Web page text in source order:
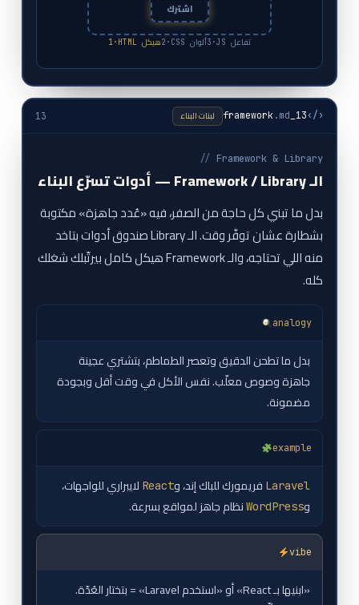
اشترك
1·HTML هيكل 2·CSS ألوان 3·JS تفاعل
‹/›
13_framework
.md لبنات البناء 13
// Framework & Library
الـ Framework / Library — أدوات تسرّع البناء
بدل ما تبني كل حاجة من الصفر، فيه «عُدد جاهزة» مكتوبة
بشطارة عشان توفّر وقت. الـ Library صندوق أدوات بتاخد
منه اللي تحتاجه، والـ Framework هيكل كامل بيرتّبلك شغلك
كله.
analogy
بدل ما تطحن الدقيق وتعصر الطماطم، بتشتري عجينة
جاهزة وصوص معلّب. نفس الأكل في وقت أقل وبجودة
مضمونة.
example
Laravel فريمورك للباك إند، وReact لايبراري للواجهات،
وWordPress نظام جاهز لمواقع بسرعة.
vibe
«ابنيها بـ React» أو «استخدم Laravel» = بتختار العُدّة.